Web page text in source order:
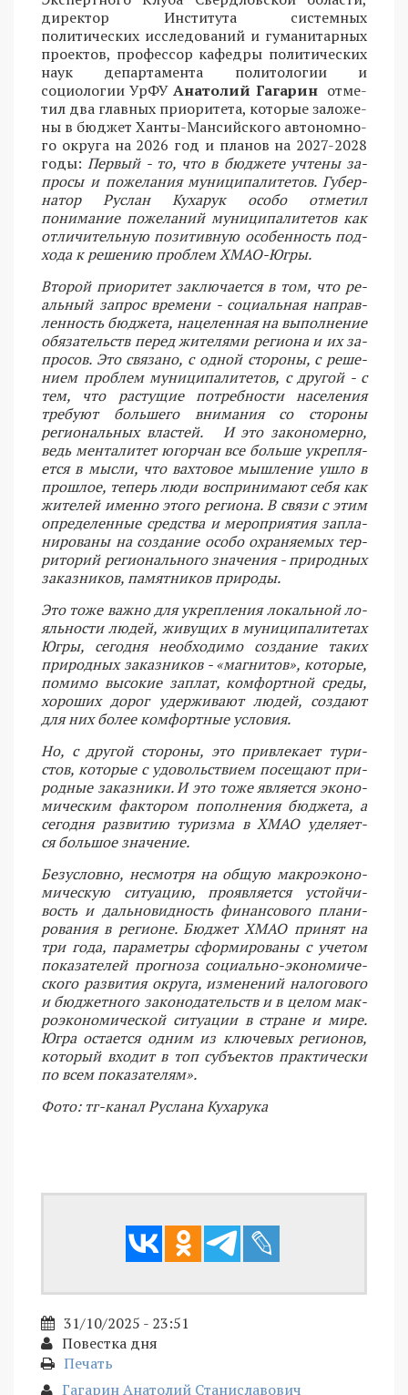
директор Института системных
политических исследований и гуманитарных
проектов, профессор кафедры политических
наук департамента политологии и
социологии УрФУАнатолий Гагаринот­ме­
тил два глав­ных при­о­ри­те­та, ко­то­рые за­ло­же­
ны в бюд­жет Хан­ты-Ман­сий­ско­го ав­то­ном­но­
го окру­га на 2026 год и пла­но­в на 2027-2028
годы:Пер­вый - то, что в бюд­же­те учте­ны за­
про­сы и по­же­ла­ния му­ни­ци­па­ли­те­тов. Гу­бер­
на­тор Рус­лан Ку­ха­рук осо­бо от­ме­тил
понимание пожеланий му­ни­ци­па­ли­те­тов как
от­ли­чи­тель­ную по­зи­тив­ную осо­бен­ность под­
хо­да к ре­ше­нию проблем ХМАО-Югры.
Вто­рой при­о­ри­тет за­клю­ча­ет­ся в том, что ре­
аль­ный за­прос вре­ме­ни - со­ци­аль­ная на­прав­
лен­ность бюд­же­та, на­це­ле­нная на вы­пол­не­ние
обя­за­тельств пе­ред жи­те­ля­ми ре­ги­о­на и их за­
про­сов. Это свя­за­но, с од­ной сто­ро­ны, с ре­ше­
ни­ем про­блем му­ни­ци­па­ли­те­тов, с дру­гой - с
тем, что растущие потребности на­се­ле­ния
требуют большего внимания со стороны
региональных властей. И это закономерно,
ведь мен­та­ли­тет югорчан все боль­ше укреп­ля­
ет­ся в мыс­ли, что вах­то­вое мыш­ле­ние ушло в
про­шлое, те­перь люди вос­при­ни­ма­ют себя как
жи­те­лей имен­но это­го ре­ги­о­на. В свя­зи с этим
опре­де­лен­ные сред­ства и ме­ро­при­я­тия за­пла­
ни­ро­ва­ны на со­зда­ние осо­бо охра­ня­е­мых тер­
ри­то­рий ре­ги­о­наль­но­го зна­че­ния - при­род­ных
за­каз­ни­ков, па­мят­ни­ков при­ро­ды.
Это тоже важ­но для укреп­ле­ния ло­каль­ной ло­
яль­но­сти лю­дей, жи­ву­щих в му­ни­ци­па­ли­те­тах
Югры, сегодня необ­хо­ди­мо со­зда­ние та­ких
при­род­ных за­каз­ни­ков - «маг­ни­тов», ко­то­рые,
помимо высокие заплат, комфортной среды,
хороших дорог удер­жи­ва­ют лю­дей, со­зда­ют
для них бо­лее ком­форт­ные усло­вия.
Но, с дру­гой сто­ро­ны, это при­вле­ка­ет ту­ри­
стов, ко­то­рые с удо­воль­стви­ем по­се­ща­ют при­
род­ные за­каз­ни­ки. И это тоже яв­ля­ет­ся эко­но­
ми­че­ским фак­то­ром по­пол­не­ния бюд­же­та, а
сегодня раз­ви­тию ту­риз­ма в ХМАО уде­ля­ет­
ся боль­шое зна­че­ние.
Без­услов­но, несмот­ря на об­щую мак­ро­эко­но­
ми­че­скую си­ту­а­цию, про­яв­ля­ет­ся устой­чи­
вость и даль­но­вид­ность фи­нан­со­во­го пла­ни­
ро­ва­ния в ре­ги­оне. Бюд­жет ХМАО при­нят на
три года, па­ра­мет­ры сфор­ми­ро­ва­ны с уче­том
по­ка­за­те­лей про­гно­за со­ци­аль­но-эко­но­ми­че­
ско­го раз­ви­тия окру­га, из­ме­не­ний на­ло­го­во­го
и бюд­жет­но­го за­ко­но­да­тельств и в це­лом мак­
ро­эко­но­ми­че­ской си­ту­а­ции в стране и мире.
Югра оста­ет­ся од­ним из клю­че­вых ре­ги­о­нов,
ко­то­рый вхо­дит в топ субъ­ек­тов прак­ти­че­ски
по всем по­ка­за­те­лям».
Фото: тг-канал Руслана Кухарука
31/10/2025 - 23:51
Повестка дня
Печать
Гагарин Анатолий Станиславович